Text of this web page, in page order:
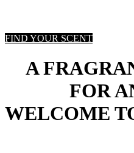
FIND YOUR SCENT
A
FOR
WELCOME